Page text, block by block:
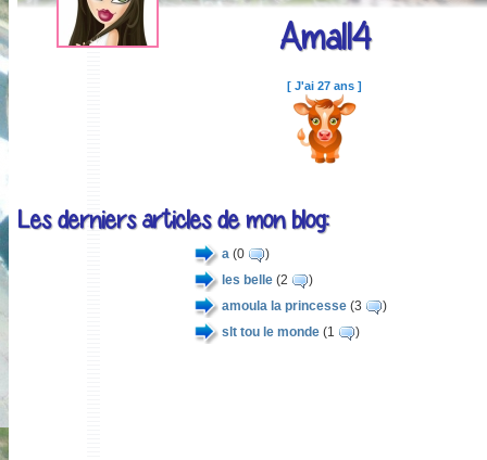
Amal14
[ J'ai 27 ans ]
Les derniers articles de mon blog:
a (0
)
les belle (2
)
amoula la princesse (3
)
slt tou le monde (1 )